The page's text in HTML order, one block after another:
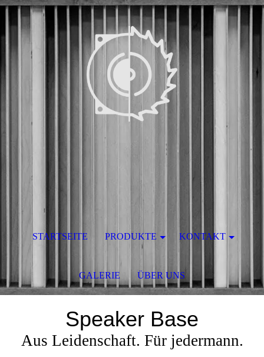
Speaker Base
Aus Leidenschaft. Für jedermann.
STARTSEITE PRODUKTE KONTAKT
GALERIE ÜBER UNS